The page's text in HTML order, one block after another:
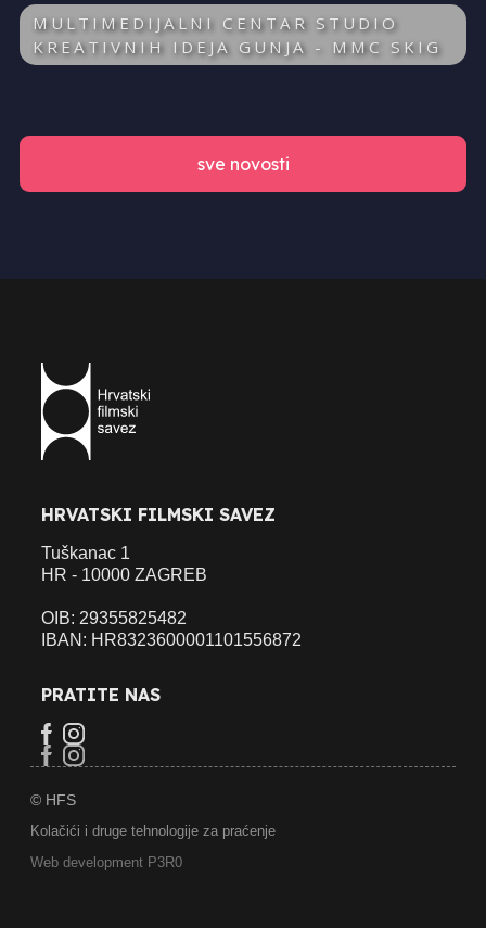
MULTIMEDIJALNI CENTAR STUDIO
KREATIVNIH IDEJA GUNJA - MMC SKIG
sve novosti
HRVATSKI FILMSKI SAVEZ
Tuškanac 1
HR - 10000 ZAGREB
OIB: 29355825482
IBAN: HR8323600001101556872
PRATITE NAS
© HFS
Kolačići i druge tehnologije za praćenje
Web development P3R0